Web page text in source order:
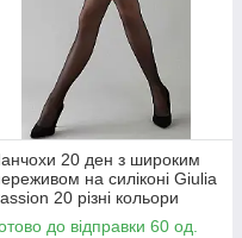
20 ден з широким
на силіконі Giulia
20 різні кольори
1/2 , 3/4
до відправки 60 од.